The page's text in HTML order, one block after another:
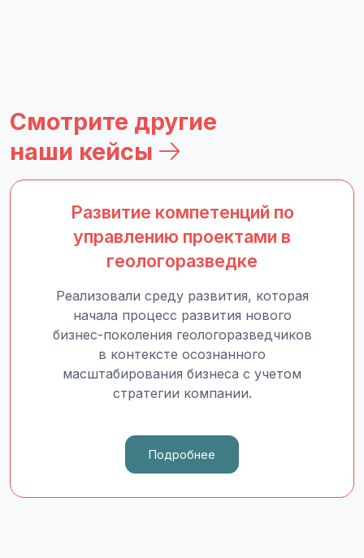
Смотрите другие
наши кейсы
Развитие компетенций по
управлению проектами в
геологоразведке
Реализовали среду развития, которая
начала процесс развития нового
бизнес-поколения геологоразведчиков
в контексте осознанного
масштабирования бизнеса с учетом
стратегии компании.
Подробнее